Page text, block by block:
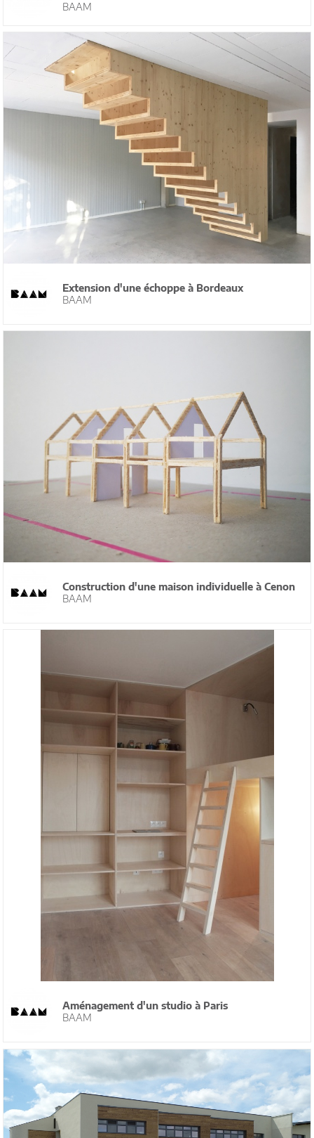
BAAM
Extension d'une échoppe à Bordeaux
BAAM
Construction d'une maison individuelle à Cenon
BAAM
Aménagement d'un studio à Paris
BAAM